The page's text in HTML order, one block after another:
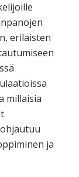
erilaisten
millaisia
ja